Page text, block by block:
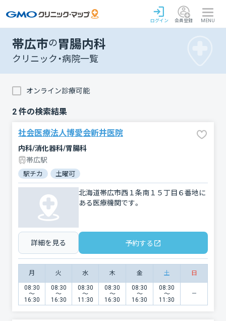
ログイン 会員登録 MENU
帯広市の胃腸内科
クリニック・病院一覧
オンライン診療可能
2 件の検索結果
社会医療法人博愛会新井医院
内科/消化器科/胃腸科
帯広駅
駅チカ 土曜可
北海道帯広市西１条南１５丁目６番地に
ある医療機関です。
詳細を見る 予約する
月 火 水 木 金 土 日
08:30
〜
16:30
08:30
〜
16:30
08:30
〜
11:30
08:30
〜
16:30
08:30
〜
16:30
08:30
〜
11:30